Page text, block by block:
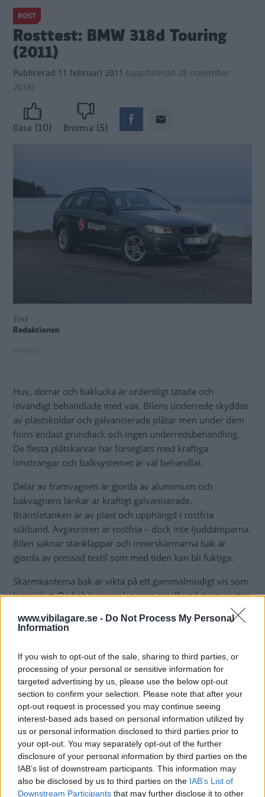
www.vibilagare.se - Do Not Process My Personal
Information
If you wish to opt-out of the sale, sharing to third parties, or
processing of your personal or sensitive information for
targeted advertising by us, please use the below opt-out
section to confirm your selection. Please note that after your
opt-out request is processed you may continue seeing
interest-based ads based on personal information utilized by
us or personal information disclosed to third parties prior to
your opt-out. You may separately opt-out of the further
disclosure of your personal information by third parties on the
IAB’s list of downstream participants. This information may
also be disclosed by us to third parties on the IAB’s List of
Downstream Participants that may further disclose it to other
ROST
Rosttest: BMW 318d Touring
(2011)
Publicerad 11 februari 2011 (uppdaterad 28 november
2016)
Gasa (10) Bromsa (5)
Text
Redaktionen
Huv, dörrar och baklucka är ordentligt tätade och
invändigt behandlade med vax. Bilens underrede skyddas
av plastsköldar och galvaniserade plåtar men under dem
finns endast grundlack och ingen underredsbehandling.
De flesta plåtskarvar har förseglats med kraftiga
limsträngar och balksystemet är väl behandlat.
Delar av framvagnen är gjorda av aluminium och
bakvagnens länkar är kraftigt galvaniserade.
Bränsletanken är av plast och upphängd i rostfria
stålband. Avgasrören är rostfria – dock inte ljuddämparna.
Bilen saknar stänklappar och innerskärmarna bak är
gjorda av pressad textil som med tiden kan bli fuktiga.
Skärmkanterna bak är vikta på ett gammalmodigt vis som
lagrar lort. De behöver spolas rena regelbundet om rosten
Bilarna är besiktade av Rostskydds-Metoder AB.
Rostskyddsgaranti: 12 år
Testinformation
Modeller i det här testet:
BMW 318d Touring
Betyg rost: 4 av 5
Betyg